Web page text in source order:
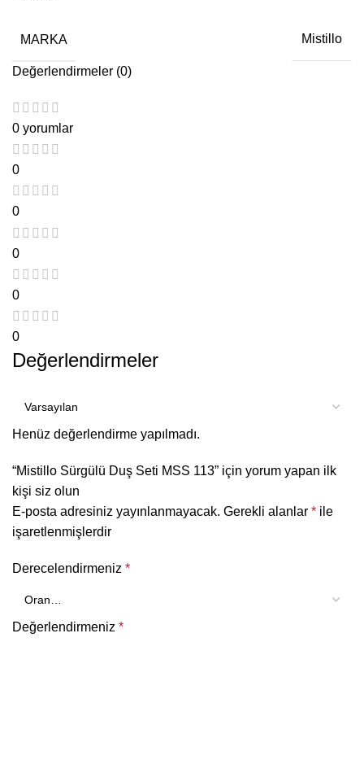
MARKA Mistillo
Değerlendirmeler (0)
0 yorumlar
0
0
0
0
0
Değerlendirmeler
Henüz değerlendirme yapılmadı.
“Mistillo Sürgülü Duş Seti MSS 113” için yorum yapan ilk
kişi siz olun
E-posta adresiniz yayınlanmayacak. Gerekli alanlar * ile
işaretlenmişlerdir
Derecelendirmeniz *
Değerlendirmeniz *